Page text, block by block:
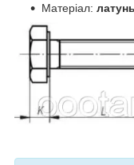
Матеріал: